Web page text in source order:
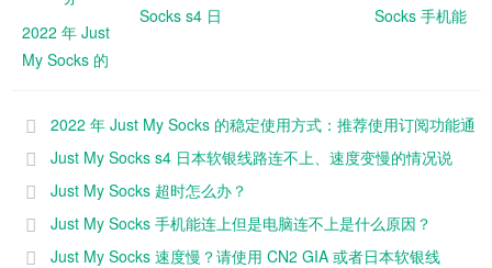
2022 年 Just
My Socks 的
式：推荐使用
IP 地址访问服
务
Socks s4 日
Socks 手机能
2022 年 Just My Socks 的稳定使用方式：推荐使用订阅功能通
过 IP 地址访问服务
Just My Socks s4 日本软银线路连不上、速度变慢的情况说
明
Just My Socks 超时怎么办？
Just My Socks 手机能连上但是电脑连不上是什么原因？
Just My Socks 速度慢？请使用 CN2 GIA 或者日本软银线